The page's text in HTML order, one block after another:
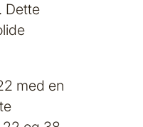
Dette
med en